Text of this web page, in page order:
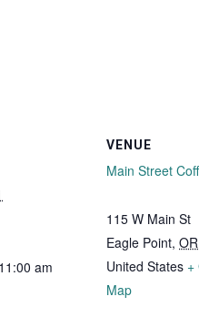
am
VENUE
Main Street
115 W Main St
Eagle Point, OR
United States +
Map